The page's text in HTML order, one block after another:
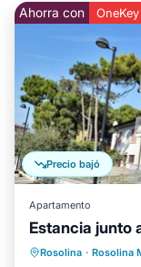
Precio bajó
Ahorra con OneKey
Apartamento
Estancia junto
Rosolina · Rosolina
Frente al